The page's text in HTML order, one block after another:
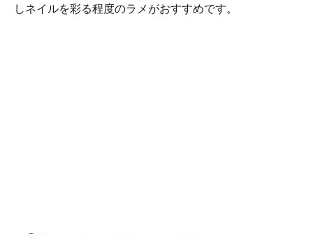
しネイルを彩る程度のラメがおすすめです。